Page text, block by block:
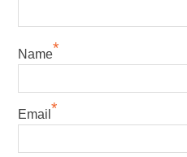
Name*
Email *